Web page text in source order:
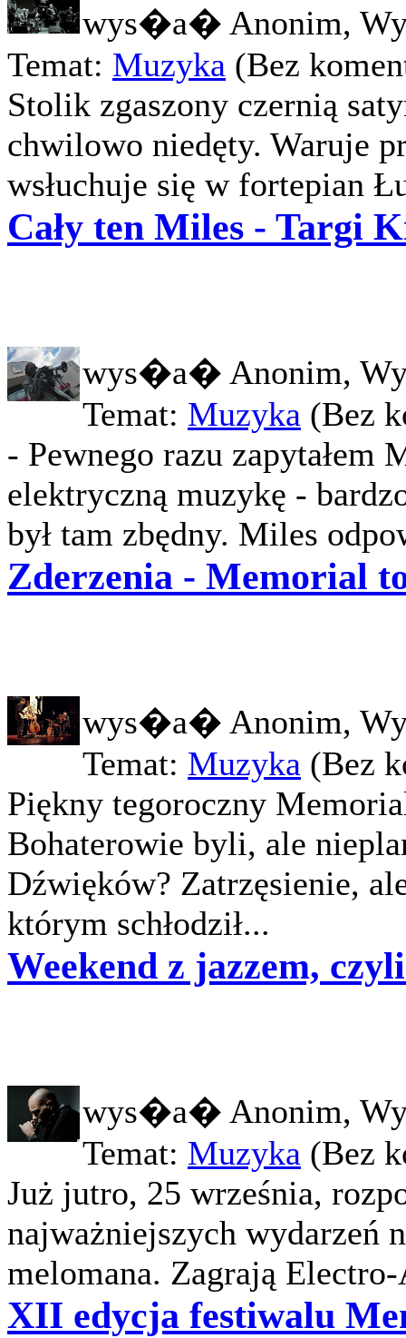
wys�a� Anonim,
Temat: Muzyka (Bez
Stolik zgaszony czernią
chwilowo niedęty. Waruje
wsłuchuje się w fortepian
Cały ten Miles - Targi
wys�a� Anonim,
Temat: Muzyka (Bez
- Pewnego razu zapytałem
elektryczną muzykę -
był tam zbędny. Miles
Zderzenia - Memorial
wys�a� Anonim,
Temat: Muzyka (Bez
Piękny tegoroczny
Bohaterowie byli, ale
Dźwięków? Zatrzęsienie,
którym schłodził...
Weekend z jazzem,
wys�a� Anonim,
Temat: Muzyka (Bez
Już jutro, 25 września,
najważniejszych wydarzeń
melomana. Zagrają
XII edycja festiwalu